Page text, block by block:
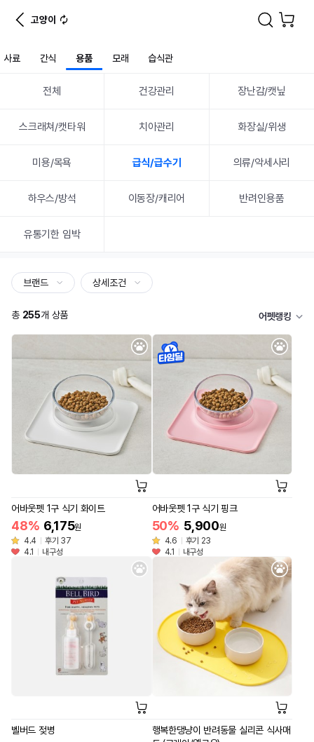
고양이
사료 간식 용품 모래 습식관
전체 건강관리 장난감/캣닢
스크래쳐/캣타워 치아관리 화장실/위생
미용/목욕 급식/급수기 의류/악세사리
하우스/방석 이동장/캐리어 반려인용품
유통기한 임박
브랜드 상세조건
총 255개 상품 어펫랭킹
어바웃펫 1구 식기 화이트
48% 6,175원
4.4
후기 37
4.1
내구성
어바웃펫 1구 식기 핑크
50% 5,900원
4.6
후기 23
4.1
내구성
벨버드 젖병
행복한댕냥이 반려동물 실리콘 식사매